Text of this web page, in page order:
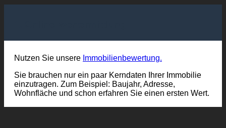
Nutzen Sie unsere Immobilienbewertung.
Sie brauchen nur ein paar Kerndaten Ihrer Immobilie
einzutragen. Zum Beispiel: Baujahr, Adresse,
Wohnfläche und schon erfahren Sie einen ersten Wert.